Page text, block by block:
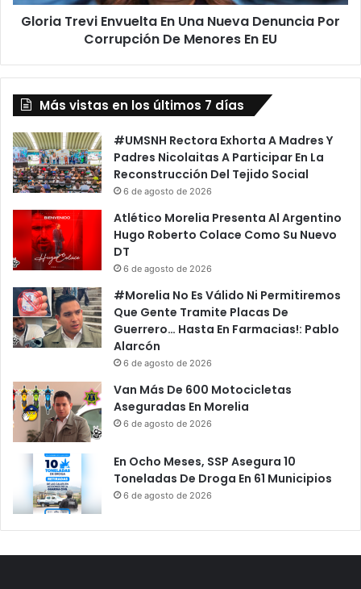
Corrupción
DeGloria Trevi Envuelta En Una Nueva Denuncia Por
Corrupción De Menores En EU
Más vistas en los últimos 7 días
#UMSNH Rectora Exhorta A Madres Y
Padres Nicolaitas A Participar En La
Reconstrucción Del Tejido Social
6 de agosto de 2026
Atlético Morelia Presenta Al Argentino
Hugo Roberto Colace Como Su Nuevo
DT
6 de agosto de 2026
#Morelia No Es Válido Ni Permitiremos
Que Gente Tramite Placas De
Guerrero… Hasta En Farmacias!: Pablo
Alarcón
6 de agosto de 2026
Van Más De 600 Motocicletas
Aseguradas En Morelia
6 de agosto de 2026
En Ocho Meses, SSP Asegura 10
Toneladas De Droga En 61 Municipios
6 de agosto de 2026